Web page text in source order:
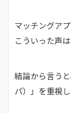
マッチングア
こういった声
結論から言う
パ）」を重視